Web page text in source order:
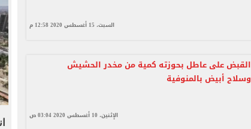
السبت، 15 أغسطس 2020 12:58 م
القبض على عاطل بحوزته كمية من مخدر الحشيش
وسلاح أبيض بالمنوفية
الإثنين، 10 أغسطس 2020 03:04 ص